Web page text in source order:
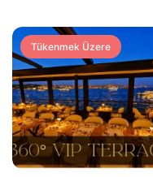
Tükenmek Üzere